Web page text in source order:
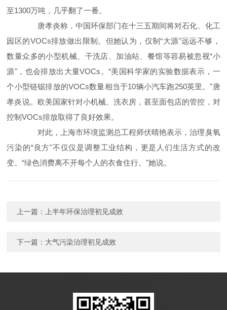
至1300万吨，几乎翻了一番。
唐孝炎称，中国环保部门在十三五期间将对石化、化工
园区的VOCs排放做出限制。但她认为，仅制“大源"远远不够，
数量众多的小型机械、干洗店、加油站、餐馆等容易被忽视“小
源"，也会排放出大量VOCs。“美国科学家的实验数据表示，一
个小型链锯排放的VOCs数量相当于10辆小汽车跑250英里。"唐
孝炎说。欧美国家针对小机械、洗衣房，甚至面包店的管控，对
控制VOCs排放取得了良好效果。
对此，上海市环境监测总工程师伏晴艳表示，治理臭氧
污染的“良方"不仅仅是调整工业结构，更是人们生活方式的改
变。“绿色消费离不开每个人的衣食住行。"她说。
上一篇： 上半年环保治理初见成效
下一篇： 大气污染治理初见成效